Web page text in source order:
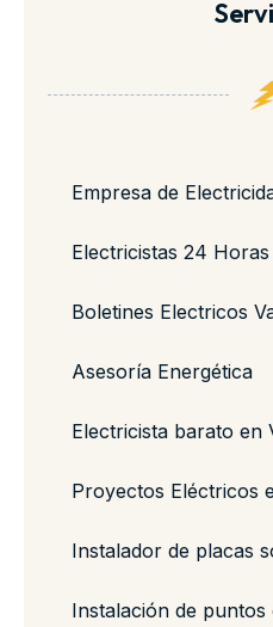
Empresa de
Electricistas 24
Boletines Electricos
Asesoría Energética
Electricista barato en
Proyectos Eléctricos
Instalador de placas
Instalación de